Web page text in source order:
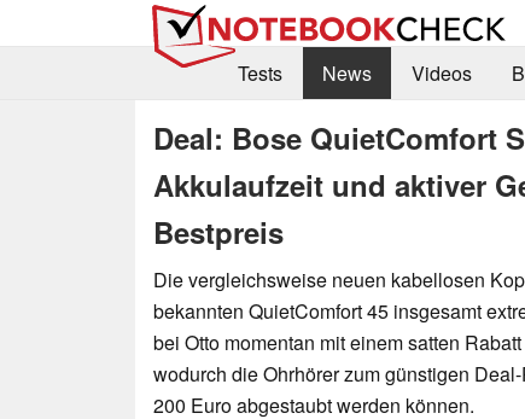
Tests
News Videos
Deal: Bose QuietComfort
Akkulaufzeit und aktiver
Bestpreis
Die vergleichsweise neuen kabellosen
bekannten QuietComfort 45 insgesamt
bei Otto momentan mit einem satten
wodurch die Ohrhörer zum günstigen
200 Euro abgestaubt werden können.